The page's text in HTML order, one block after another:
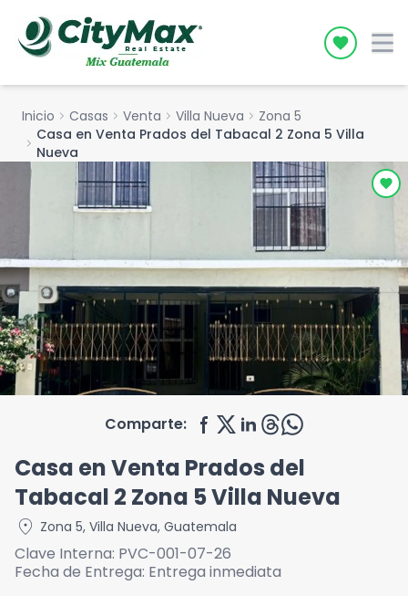
Icon
Inicio chevron_right Casas chevron_right Venta chevron_right Villa Nueva chevron_right Zona 5
chevron_right Casa en Venta Prados del Tabacal 2 Zona 5 Villa
Nueva
Comparte:
Casa en Venta Prados del
Tabacal 2 Zona 5 Villa Nueva
location_on Zona 5, Villa Nueva, Guatemala
Clave Interna: PVC-001-07-26
Fecha de Entrega: Entrega inmediata